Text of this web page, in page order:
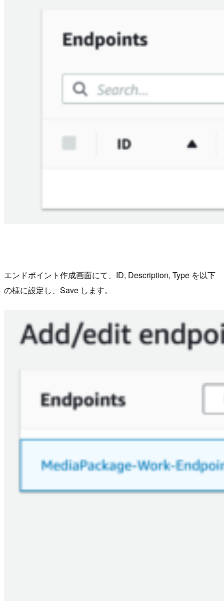
エンドポイント作成画面にて、ID, Description, Type を以下
の様に設定し、Save します。